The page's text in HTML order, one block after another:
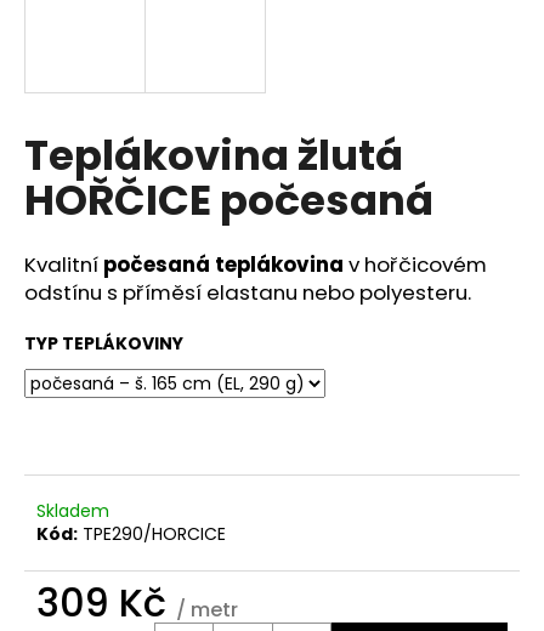
Teplákovina žlutá
HOŘČICE počesaná
Kvalitní počesaná teplákovina v hořčicovém
odstínu s příměsí elastanu nebo polyesteru.
TYP TEPLÁKOVINY
Skladem
Kód: TPE290/HORCICE
309 Kč / metr
í
?
HLEDAT
D
o
u
č
u